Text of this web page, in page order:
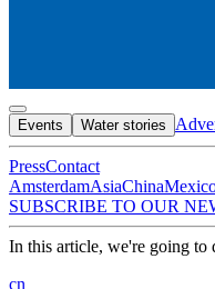
Events Water stories
PressContact
AmsterdamAsiaChina
SUBSCRIBE TO OUR
In this article, we're going to
cn